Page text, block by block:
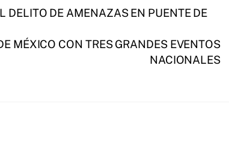
DELITO DE AMENAZAS EN PUENTE DE
MÉXICO CON TRES GRANDES EVENTOS
NACIONALES